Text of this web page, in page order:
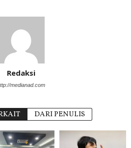
Redaksi
medianad.com
DARI PENULIS